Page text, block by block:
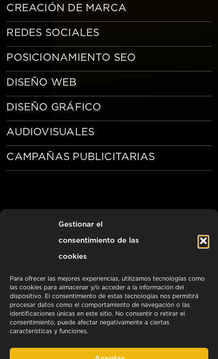
Gestionar el
consentimiento de las
cookies
Para ofrecer las mejores experiencias, utilizamos tecnologías como
las cookies para almacenar y/o acceder a la información del
dispositivo. El consentimiento de estas tecnologías nos permitirá
procesar datos como el comportamiento de navegación o las
identificaciones únicas en este sitio. No consentir o retirar el
consentimiento, puede afectar negativamente a ciertas
características y funciones.
CREACIÓN DE MARCA
REDES SOCIALES
POSICIONAMIENTO SEO
DISEÑO WEB
DISEÑO GRÁFICO
AUDIOVISUALES
CAMPAÑAS PUBLICITARIAS
RESERVA UNA CITA
CON
NOSOTROS
Hablamos